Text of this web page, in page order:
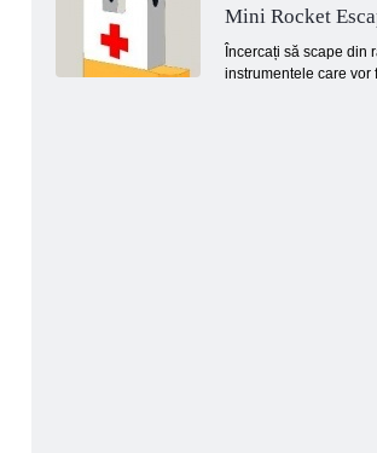
Mini Rocket
Încercați să scape din
instrumentele care vor